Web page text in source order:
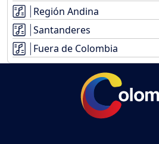
Región Andina
Santanderes
Fuera de Colombia